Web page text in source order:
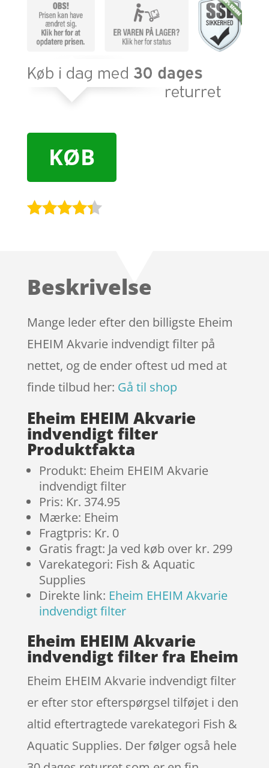
KØB
på
mmelser
Beskrivelse
Mange leder efter den billigste Eheim
EHEIM Akvarie indvendigt filter på
nettet, og de ender oftest ud med at
finde tilbud her: Gå til shop
Eheim EHEIM Akvarie
indvendigt filter
Produktfakta
Produkt: Eheim EHEIM Akvarie
indvendigt filter
Pris: Kr. 374.95
Mærke: Eheim
Fragtpris: Kr. 0
Gratis fragt: Ja ved køb over kr. 299
Varekategori: Fish & Aquatic
Supplies
Direkte link: Eheim EHEIM Akvarie
indvendigt filter
Eheim EHEIM Akvarie
indvendigt filter fra Eheim
Eheim EHEIM Akvarie indvendigt filter
er efter stor efterspørgsel tilføjet i den
altid eftertragtede varekategori Fish &
Aquatic Supplies. Der følger også hele